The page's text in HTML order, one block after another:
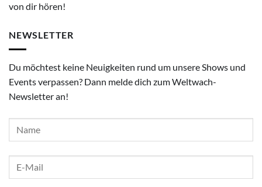
von dir hören!
NEWSLETTER
Du möchtest keine Neuigkeiten rund um unsere Shows und
Events verpassen? Dann melde dich zum Weltwach-
Newsletter an!